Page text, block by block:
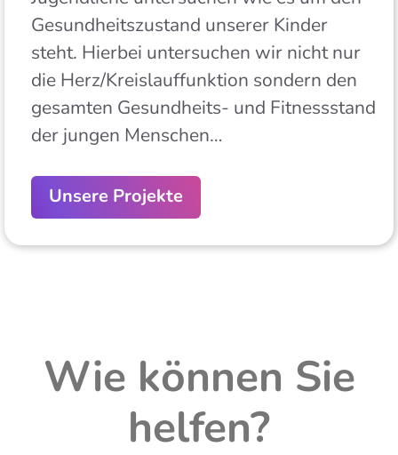
Gesundheitszustand unserer Kinder
steht. Hierbei untersuchen wir nicht nur
die Herz/Kreislauffunktion sondern den
gesamten Gesundheits- und Fitnessstand
der jungen Menschen…
Unsere Projekte
Wie können Sie
helfen?